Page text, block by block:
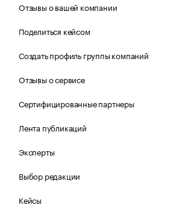
Отзывы о вашей компании
Поделиться кейсом
Создать профиль группы компаний
Отзывы о сервисе
Сертифицированные партнеры
Лента публикаций
Эксперты
Выбор редакции
Кейсы